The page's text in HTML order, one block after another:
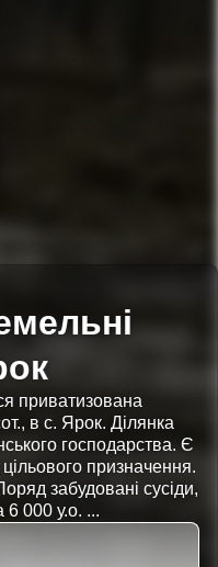
приватизована
в с. Ярок. Ділянка
господарства. Є
цільового призначення.
забудовані сусіди,
6 000 у.о. ...